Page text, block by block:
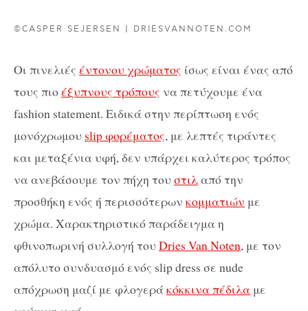
©CASPER SEJERSEN | DRIESVANNOTEN.COM
Οι πινελιές έντονου χρώματος ίσως είναι ένας από
τους πιοέξυπνους τρόπους να πετύχουμε ένα
fashion statement. Ειδικά στην περίπτωση ενός
μονόχρωμου slip φορέματος, με λεπτές τιράντες
και μεταξένια υφή, δεν υπάρχει καλύτερος τρόπος
να ανεβάσουμε τον πήχη του στιλαπό την
προσθήκη ενός ή περισσότερων κομματιών με
χρώμα. Χαρακτηριστικό παράδειγμα η
φθινοπωρινή συλλογή του Dries Van Noten, με τον
απόλυτο συνδυασμό ενός slip dress σε nude
απόχρωση μαζί με φλογεράκόκκινα πέδιλα με